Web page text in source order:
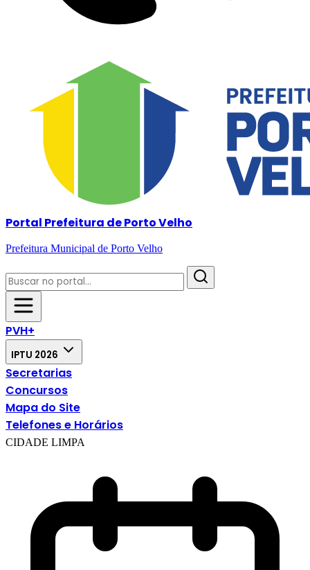
Portal Prefeitura de Porto Velho
Prefeitura Municipal de Porto Velho
PVH+
IPTU 2026
Secretarias
Concursos
Mapa do Site
Telefones e Horários
CIDADE LIMPA